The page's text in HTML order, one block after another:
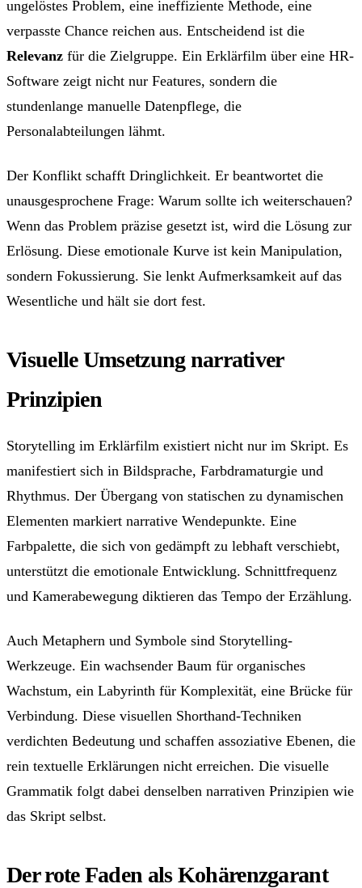
ungelöstes Problem, eine ineffiziente Methode, eine
verpasste Chance reichen aus. Entscheidend ist die
Relevanz für die Zielgruppe. Ein Erklärfilm über eine HR-
Software zeigt nicht nur Features, sondern die
stundenlange manuelle Datenpflege, die
Personalabteilungen lähmt.
Der Konflikt schafft Dringlichkeit. Er beantwortet die
unausgesprochene Frage: Warum sollte ich weiterschauen?
Wenn das Problem präzise gesetzt ist, wird die Lösung zur
Erlösung. Diese emotionale Kurve ist kein Manipulation,
sondern Fokussierung. Sie lenkt Aufmerksamkeit auf das
Wesentliche und hält sie dort fest.
Visuelle Umsetzung narrativer
Prinzipien
Storytelling im Erklärfilm existiert nicht nur im Skript. Es
manifestiert sich in Bildsprache, Farbdramaturgie und
Rhythmus. Der Übergang von statischen zu dynamischen
Elementen markiert narrative Wendepunkte. Eine
Farbpalette, die sich von gedämpft zu lebhaft verschiebt,
unterstützt die emotionale Entwicklung. Schnittfrequenz
und Kamerabewegung diktieren das Tempo der Erzählung.
Auch Metaphern und Symbole sind Storytelling-
Werkzeuge. Ein wachsender Baum für organisches
Wachstum, ein Labyrinth für Komplexität, eine Brücke für
Verbindung. Diese visuellen Shorthand-Techniken
verdichten Bedeutung und schaffen assoziative Ebenen, die
rein textuelle Erklärungen nicht erreichen. Die visuelle
Grammatik folgt dabei denselben narrativen Prinzipien wie
das Skript selbst.
Der rote Faden als Kohärenzgarant